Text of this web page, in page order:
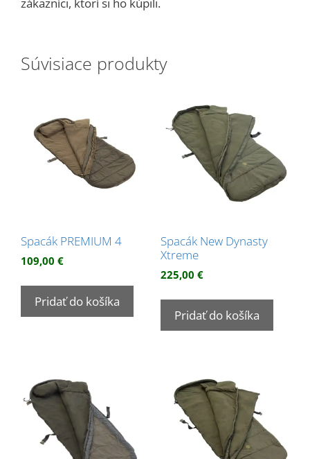
Súvisiace produkty
Spacák PREMIUM 4
109,00 €
Pridať do košíka
Spacák New Dynasty
Xtreme
225,00 €
Pridať do košíka